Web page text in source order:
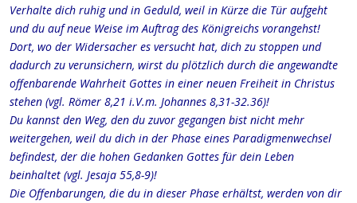
Verhalte dich ruhig und in Geduld, weil in Kürze die Tür aufgeht
und du auf neue Weise im Auftrag des Königreichs vorangehst!
Dort, wo der Widersacher es versucht hat, dich zu stoppen und
dadurch zu verunsichern, wirst du plötzlich durch die angewandte
offenbarende Wahrheit Gottes in einer neuen Freiheit in Christus
stehen (vgl. Römer 8,21 i.V.m. Johannes 8,31-32.36)!
Du kannst den Weg, den du zuvor gegangen bist nicht mehr
weitergehen, weil du dich in der Phase eines Paradigmenwechsel
befindest, der die hohen Gedanken Gottes für dein Leben
beinhaltet (vgl. Jesaja 55,8-9)!
Die Offenbarungen, die du in dieser Phase erhältst, werden von dir